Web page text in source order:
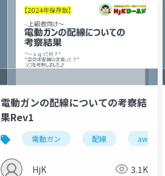
電動ガンの配線についての考察結
果Rev1
電動ガン 配線 awg
HjK 3.1K